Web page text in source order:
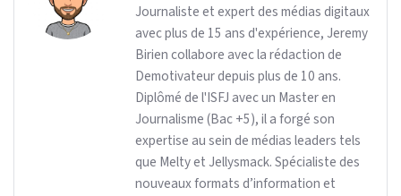
Journaliste et expert des médias digitaux
avec plus de 15 ans d'expérience, Jeremy
Birien collabore avec la rédaction de
Demotivateur depuis plus de 10 ans.
Diplômé de l'ISFJ avec un Master en
Journalisme (Bac +5), il a forgé son
expertise au sein de médias leaders tels
que Melty et Jellysmack. Spécialiste des
nouveaux formats d’information et